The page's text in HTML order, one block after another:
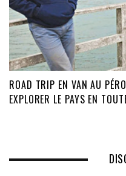
ROAD TRIP EN VAN AU
EXPLORER LE PAYS EN